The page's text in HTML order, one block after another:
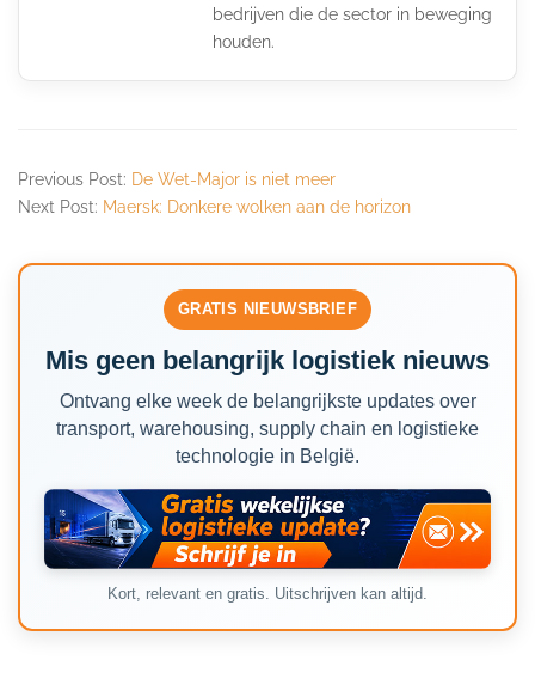
bedrijven die de sector in beweging
houden.
Previous Post: De Wet-Major is niet meer
Next Post: Maersk: Donkere wolken aan de horizon
GRATIS NIEUWSBRIEF
Mis geen belangrijk logistiek nieuws
Ontvang elke week de belangrijkste updates over
transport, warehousing, supply chain en logistieke
technologie in België.
Kort, relevant en gratis. Uitschrijven kan altijd.